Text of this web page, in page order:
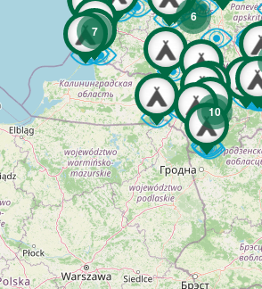
10
7
6